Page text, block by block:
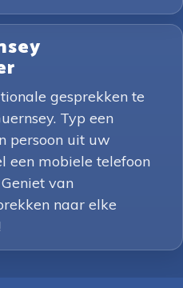
gesprekken te
Typ een
persoon uit uw
een mobiele telefoon
van
naar elke